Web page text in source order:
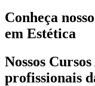
Conheça
em Estética
Nossos
profissionais